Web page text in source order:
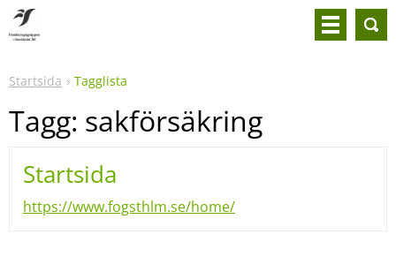
Startsida Tagglista
Tagg: sakförsäkring
Startsida
https://www.fogsthlm.se/home/